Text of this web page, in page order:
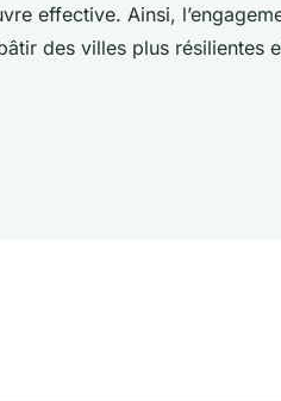
effective. Ainsi,
des villes plus résilientes